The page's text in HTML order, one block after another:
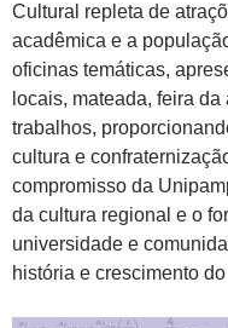
Cultural repleta de
acadêmica e a
oficinas temáticas,
locais, mateada, feira
trabalhos,
cultura e
compromisso da
da cultura regional e o
universidade e
história e crescimento